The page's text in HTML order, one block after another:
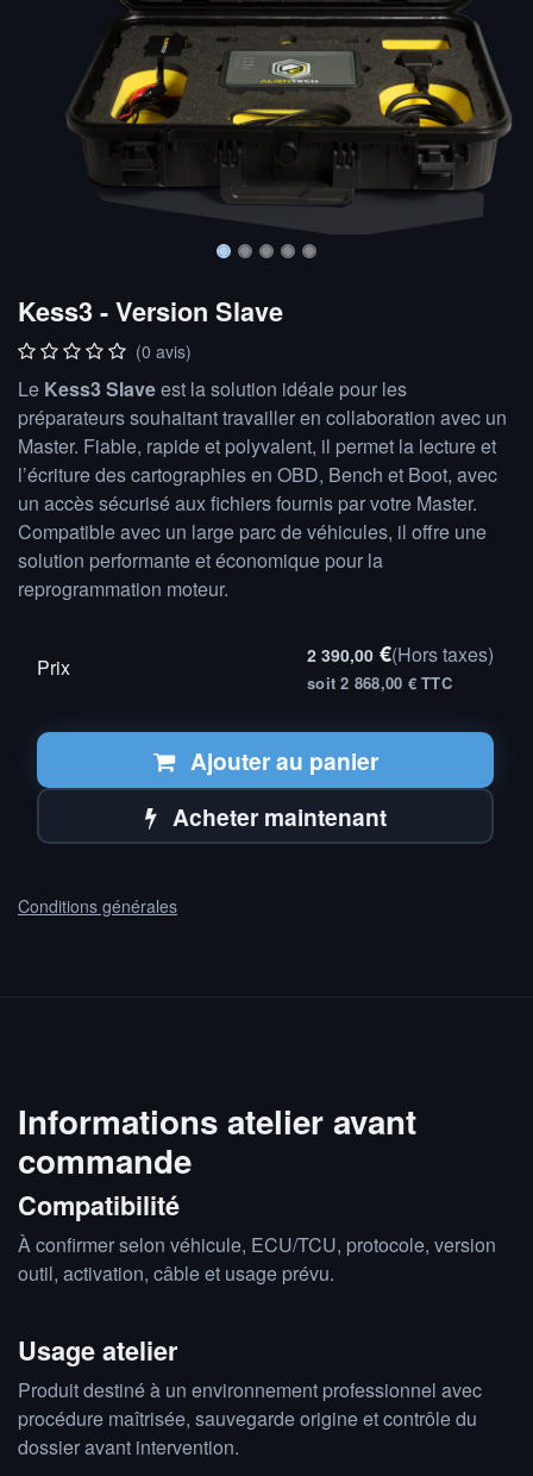
Kess3 - Version Slave
(0 avis)
Le Kess3 Slaveest la solution idéale pour les
préparateurs souhaitant travailler en collaboration avec un
Master. Fiable, rapide et polyvalent, il permet la lecture et
l’écriture des cartographies en OBD, Bench et Boot, avec
un accès sécurisé aux fichiers fournis par votre Master.
Compatible avec un large parc de véhicules, il offre une
solution performante et économique pour la
reprogrammation moteur.
Ajouter au panier
Acheter maintenant
Prix 2 390,00 €(Hors taxes)
soit 2 868,00 € TTC
Conditions générales
Informations atelier avant
commande
Compatibilité
À confirmer selon véhicule, ECU/TCU, protocole, version
outil, activation, câble et usage prévu.
Usage atelier
Produit destiné à un environnement professionnel avec
procédure maîtrisée, sauvegarde origine et contrôle du
dossier avant intervention.